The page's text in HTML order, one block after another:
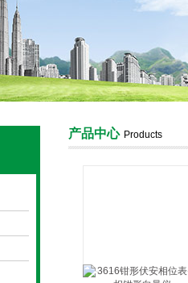
产品中心 Products